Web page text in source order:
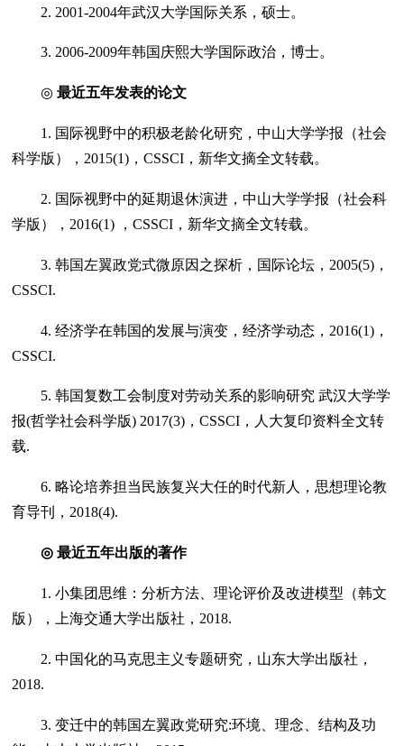
2. 2001-2004年武汉大学国际关系，硕士。
3. 2006-2009年韩国庆熙大学国际政治，博士。
◎最近五年发表的论文
1. 国际视野中的积极老龄化研究，中山大学学报（社会
科学版），2015(1)，CSSCI，新华文摘全文转载。
2. 国际视野中的延期退休演进，中山大学学报（社会科
学版），2016(1) ，CSSCI，新华文摘全文转载。
3. 韩国左翼政党式微原因之探析，国际论坛，2005(5)，
CSSCI.
4. 经济学在韩国的发展与演变，经济学动态，2016(1)，
CSSCI.
5. 韩国复数工会制度对劳动关系的影响研究 武汉大学学
报(哲学社会科学版) 2017(3)，CSSCI，人大复印资料全文转
载.
6. 略论培养担当民族复兴大任的时代新人，思想理论教
育导刊，2018(4).
◎ 最近五年出版的著作
1. 小集团思维：分析方法、理论评价及改进模型（韩文
版），上海交通大学出版社，2018.
2. 中国化的马克思主义专题研究，山东大学出版社，
2018.
3. 变迁中的韩国左翼政党研究:环境、理念、结构及功